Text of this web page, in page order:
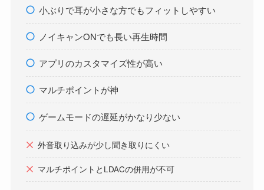
小ぶりで耳が小さな方でもフィットしやすい
ノイキャンONでも長い再生時間
アプリのカスタマイズ性が高い
マルチポイントが神
ゲームモードの遅延がかなり少ない
外音取り込みが少し聞き取りにくい
マルチポイントとLDACの併用が不可